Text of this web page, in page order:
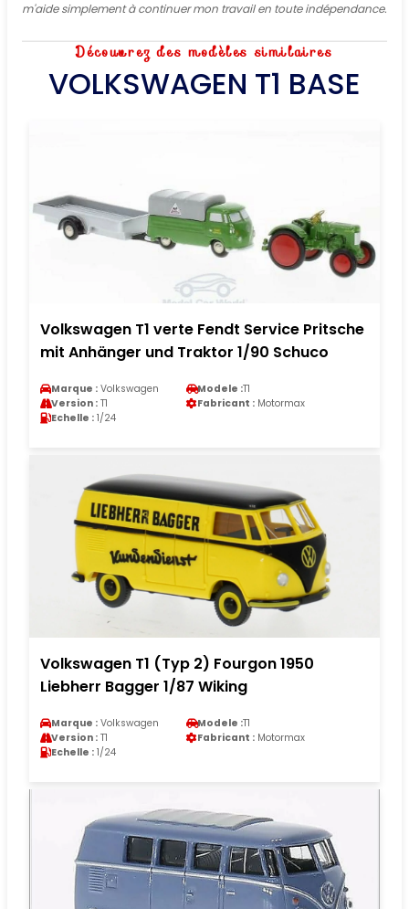
m'aide simplement à continuer mon travail en toute indépendance.
Découvrez des modèles similaires
VOLKSWAGEN T1 BASE
Volkswagen T1 verte Fendt Service Pritsche
mit Anhänger und Traktor 1/90 Schuco
Marque : Volkswagen Modele :T1
Version : T1 Fabricant : Motormax
Echelle : 1/24
Volkswagen T1 (Typ 2) Fourgon 1950
Liebherr Bagger 1/87 Wiking
Marque : Volkswagen Modele :T1
Version : T1 Fabricant : Motormax
Echelle : 1/24